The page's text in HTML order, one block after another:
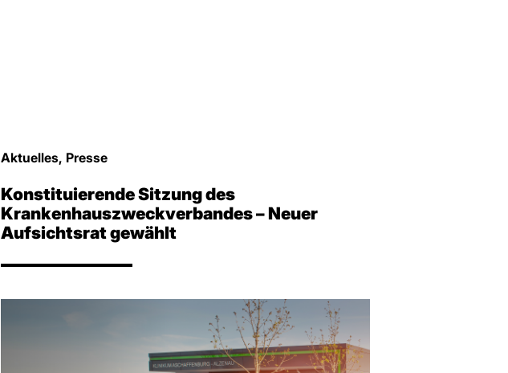
Aktuelles, Presse
Konstituierende Sitzung des
Krankenhauszweckverbandes – Neuer
Aufsichtsrat gewählt